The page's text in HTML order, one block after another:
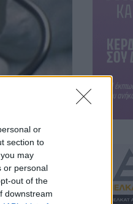
or
section to
may
or personal
out of the
downstream